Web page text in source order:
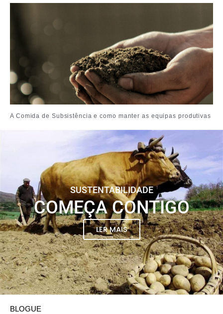
A Comida de Subsistência e como manter as equipas produtivas
SUSTENTABILIDADE
COMEÇA CONTIGO
LER MAIS
BLOGUE